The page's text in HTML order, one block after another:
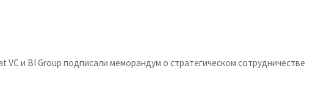
VC и BI Group подписали меморандум о стратегическом сотрудничестве